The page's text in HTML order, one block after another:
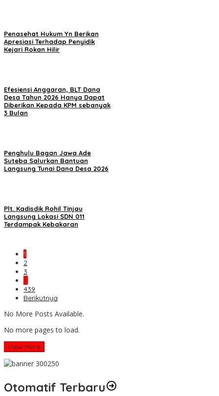
Penasehat Hukum Yn Berikan
Apresiasi Terhadap Penyidik
Kejari Rokan Hilir
Efesiensi Anggaran, BLT Dana
Desa Tahun 2026 Hanya Dapat
Diberikan Kepada KPM sebanyak
3 Bulan
Penghulu Bagan Jawa Ade
Suteba Salurkan Bantuan
Langsung Tunai Dana Desa 2026
Plt. Kadisdik Rohil Tinjau
Langsung Lokasi SDN 011
Terdampak Kebakaran
1
2
3
…
439
Berikutnya
No More Posts Available.
No more pages to load.
View More
Otomatif Terbaru